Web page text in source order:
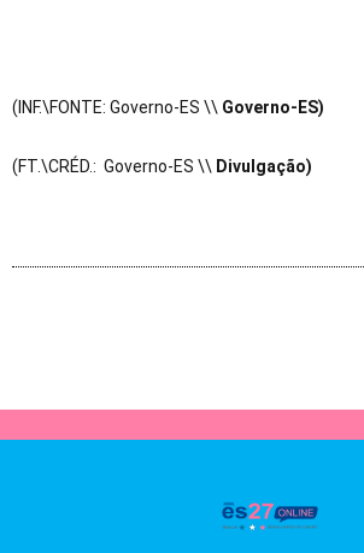
(INF.\FONTE: Governo-ES \\ Governo-ES)
(FT.\CRÉD.: Governo-ES \\ Divulgação)